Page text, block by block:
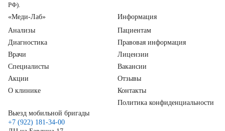
РФ).
«Меди-Лаб»
Анализы
Диагностика
Врачи
Специалисты
Акции
О клинике
Информация
Пациентам
Правовая информация
Лицензии
Вакансии
Отзывы
Контакты
Политика конфиденциальности
Выезд мобильной бригады
+7 (922) 181-34-00